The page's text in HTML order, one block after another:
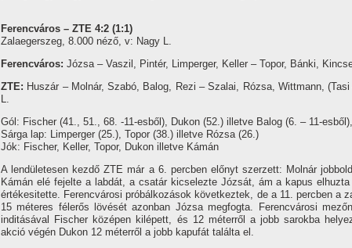
Ferencváros – ZTE 4:2 (1:1)
Zalaegerszeg, 8.000 néző, v: Nagy L.
Ferencváros: Józsa – Vaszil, Pintér, Limperger, Keller – Topor, Bánki,
ZTE: Huszár – Molnár, Szabó, Balog, Rezi – Szalai, Rózsa, Wittmann,
L.
Gól: Fischer (41., 51., 68. -11-esből), Dukon (52.) illetve Balog (6. – 11-
Sárga lap: Limperger (25.), Topor (38.) illetve Rózsa (26.)
Jók: Fischer, Keller, Topor, Dukon illetve Kámán
A lendületesen kezdő ZTE már a 6. percben előnyt szerzett: Molnár
Kámán elé fejelte a labdát, a csatár kicselezte Józsát, ám a kapus
értékesitette. Ferencvárosi próbálkozások következtek, de a 11. percben a
15 méteres félerős lövését azonban Józsa megfogta. Ferencvárosi
inditásával Fischer középen kilépett, és 12 méterről a jobb sarokba
akció végén Dukon 12 méterről a jobb kapufát találta el.